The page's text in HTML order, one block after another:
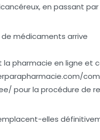
en passant par
médicaments arrive
pharmacie en ligne et
pour la procédure de
elles